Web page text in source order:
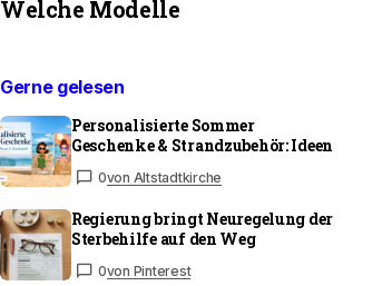
Welche Modelle
Gerne gelesen
Personalisierte Sommer
Geschenke & Strandzubehör: Ideen
0von Altstadtkirche
Regierung bringt Neuregelung der
Sterbehilfe auf den Weg
0von Pinterest